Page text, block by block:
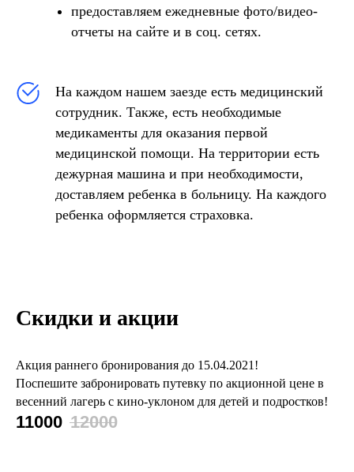
предоставляем ежедневные фото/видео-
отчеты на сайте и в соц. сетях.
На каждом нашем заезде есть медицинский
сотрудник. Также, есть необходимые
медикаменты для оказания первой
медицинской помощи. На территории есть
дежурная машина и при необходимости,
доставляем ребенка в больницу. На каждого
ребенка оформляется страховка.
Скидки и акции
Акция раннего бронирования до 15.04.2021!
Поспешите забронировать путевку по акционной цене в
весенний лагерь с кино-уклоном для детей и подростков!
11000 12000